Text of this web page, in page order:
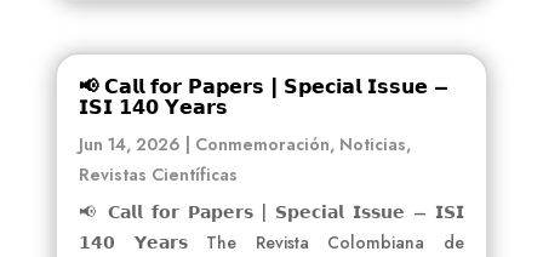
📢 𝗖𝗮𝗹𝗹 𝗳𝗼𝗿 𝗣𝗮𝗽𝗲𝗿𝘀 | 𝗦𝗽𝗲𝗰𝗶𝗮𝗹 𝗜𝘀𝘀𝘂𝗲 –
𝗜𝗦𝗜 𝟭𝟰𝟬 𝗬𝗲𝗮𝗿𝘀
Jun 14, 2026 Conmemoración, Noticias,
Revistas Científicas
📢 𝗖𝗮𝗹𝗹 𝗳𝗼𝗿 𝗣𝗮𝗽𝗲𝗿𝘀 | 𝗦𝗽𝗲𝗰𝗶𝗮𝗹 𝗜𝘀𝘀𝘂𝗲 – 𝗜𝗦𝗜
𝟭𝟰𝟬 𝗬𝗲𝗮𝗿𝘀 The Revista Colombiana de